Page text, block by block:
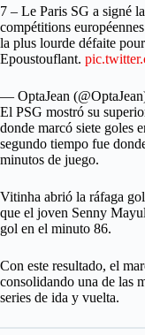
7 – Le Paris SG a signé
compétitions
la plus lourde défaite
Epoustouflant.
— OptaJean
El PSG mostró su
donde marcó siete goles
segundo tiempo fue
minutos de juego.
Vitinha abrió la ráfaga
que el joven Senny
gol en el minuto 86.
Con este resultado, el
consolidando una de las
series de ida y vuelta.